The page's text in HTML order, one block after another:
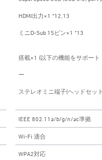
HDMI出力×1 *12,13
ミニD-Sub 15ピン×1 *13
搭載×1 (以下の機能をサポート
ー
ステレオミニ端子(ヘッドセッ
IEEE 802.11a/b/g/n/ac準拠
Wi-Fi 適合
WPA2対応